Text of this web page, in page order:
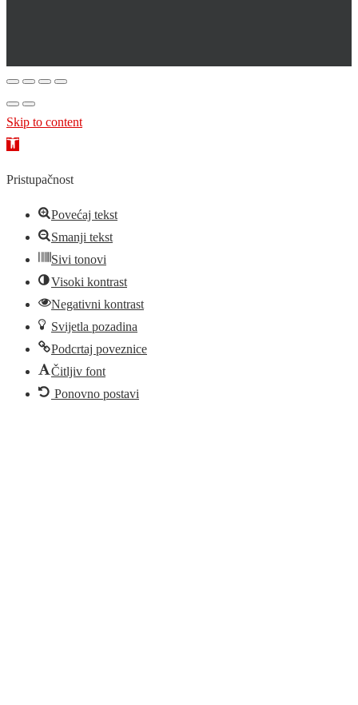
Skip to content
Open
Pristupačnost
Povećaj tekst
Smanji tekst
Sivi tonovi
Visoki kontrast
Negativni kontrast
Svijetla pozadina
Podcrtaj poveznice
Čitljiv font
Ponovno postavi